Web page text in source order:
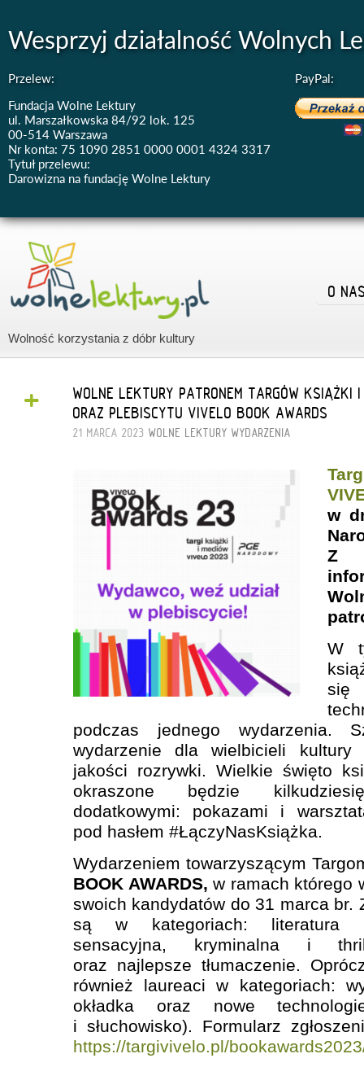
Wesprzyj działalność Wolnych
Przelew:
Fundacja Wolne Lektury
ul. Marszałkowska 84/92 lok. 125
00-514 Warszawa
Nr konta: 75 1090 2851 0000 0001 4324 3317
Tytuł przelewu:
Darowizna na fundację Wolne Lektury
PayPal:
Wolność korzystania z dóbr kultury
O
+
WOLNE LEKTURY PATRONEM TARGÓW KSIĄŻKI
ORAZ PLEBISCYTU VIVELO BOOK AWARDS
21 MARCA 2023 WOLNE LEKTURY WYDARZENIA
w
Z
W
się
podczas jednego wydarzenia.
wydarzenie dla wielbicieli kultury
jakości rozrywki. Wielkie święto
okraszone będzie
dodatkowymi: pokazami i
pod hasłem #ŁączyNasKsiążka.
Wydarzeniem towarzyszącym
BOOK AWARDS,w ramach którego
swoich kandydatów do 31 marca br.
są w kategoriach: literatura
sensacyjna, kryminalna i
oraz najlepsze tłumaczenie.
również laureaci w kategoriach:
okładka oraz nowe
i słuchowisko). Formularz
https://targivivelo.pl/